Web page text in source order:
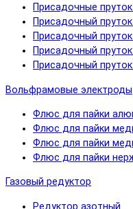
Присадочные
Присадочный пруток
Присадочный
Присадочный
Присадочный
Вольфрамовые электроды
Флюс для пайки
Флюс для пайки
Флюс для пайки
Флюс для пайки
Газовый редуктор
Редуктор азотный